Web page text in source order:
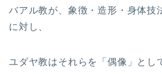
バアル教が、象徴・造形・身体技
に対し、
ユダヤ教はそれらを「偶像」とし